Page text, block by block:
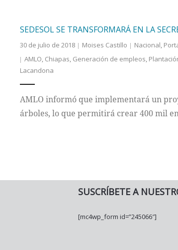
SEDESOL SE TRANSFORMARÁ EN LA
30 de julio de 2018 Moises Castillo Nacional,
AMLO, Chiapas, Generación de empleos,
Lacandona
AMLO informó que implementará un
árboles, lo que permitirá crear 400 mil
SUSCRÍBETE A
[mc4wp_form id=”245066″]